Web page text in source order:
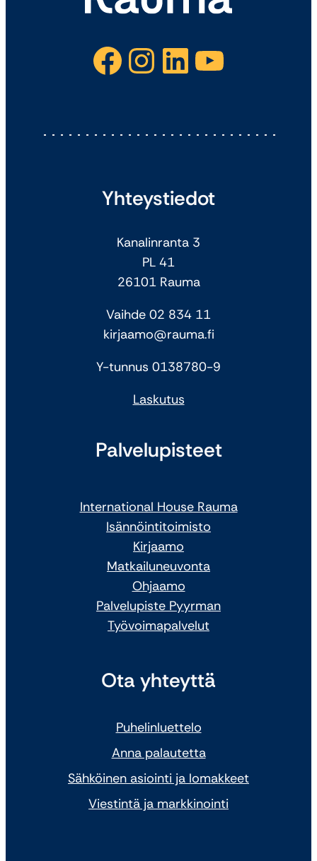
Facebook Instagram LinkedIn YouTube
Yhteystiedot
Kanalinranta 3
PL 41
26101 Rauma
Vaihde 02 834 11
kirjaamo@rauma.fi
Y-tunnus 0138780-9
Laskutus
Palvelupisteet
International House Rauma
Isännöintitoimisto
Kirjaamo
Matkailuneuvonta
Ohjaamo
Palvelupiste Pyyrman
Työvoimapalvelut
Ota yhteyttä
Puhelinluettelo
Anna palautetta
Sähköinen asiointi ja lomakkeet
Viestintä ja markkinointi